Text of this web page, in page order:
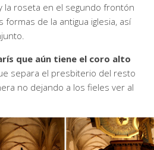
la roseta en el segundo frontón
formas de la antigua iglesia, así
que aún tiene el coro alto
separa el presbiterio del resto
no dejando a los fieles ver al